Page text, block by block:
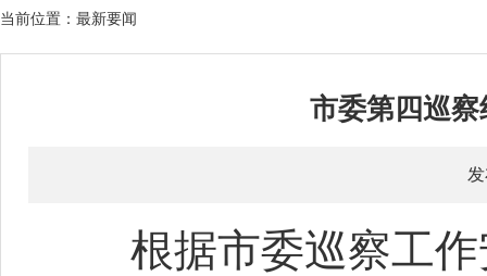
当前位置： 最新要闻
市委第四巡
根据市委巡察工